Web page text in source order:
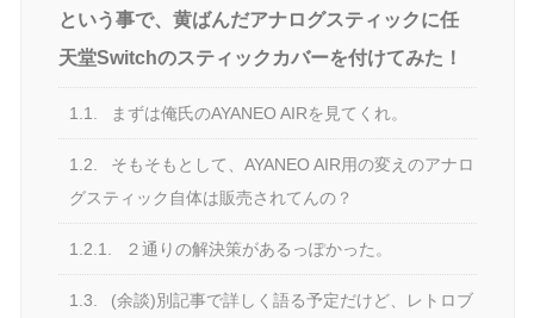
という事で、黄ばんだアナログスティックに任
天堂Switchのスティックカバーを付けてみた！
1.1. まずは俺氏のAYANEO AIRを見てくれ。
1.2.
そもそもとして、AYANEO AIR用の変えのアナロ
グスティック自体は販売されてんの？
1.2.1. ２通りの解決策があるっぽかった。
1.3.
(余談)別記事で詳しく語る予定だけど、レトロブ